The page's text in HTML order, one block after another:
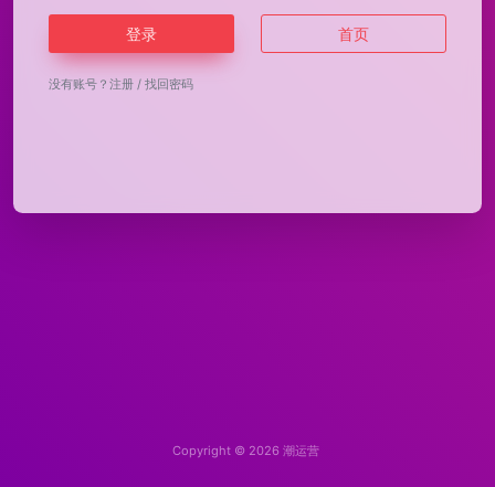
登录 首页
没有账号？ 注册 / 找回密码
Copyright © 2026 潮运营